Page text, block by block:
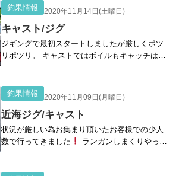
ど乗らず、乗ったらバラシで終わりました
&#x27[続きを読む]
釣果情報 2020年11月14日(土曜日)
キャスト/ジグ
ジギングで最初スタートしましたが厳しくポツ
リポツリ。 キャストではボイルもキャッチは少
なかったですが盛り上がりました
でした
ヒラゴでした
バタバタヒラゴが来
まし[続きを読む]
釣果情報 2020年11月09日(月曜日)
近海ジグ/キャスト
状況が厳しい為お集まり頂いたお客様での少人
数で行ってきました
ランガンしまくりやっぱ
り厳しい。やっとのチャンスでブレイクにバラ
シもったいなかったです。 流す事に全員ヒット